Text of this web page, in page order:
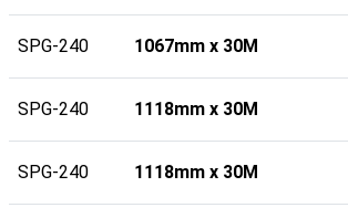
SPG-240 1067mm x 30M
SPG-240 1118mm x 30M
SPG-240 1118mm x 30M